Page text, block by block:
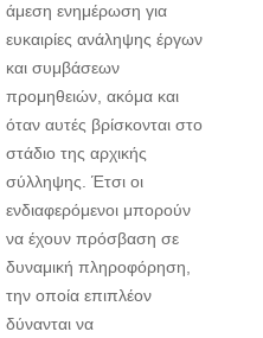
άμεση ενημέρωση για
ευκαιρίες ανάληψης έργων
και συμβάσεων
προμηθειών, ακόμα και
όταν αυτές βρίσκονται στο
στάδιο της αρχικής
σύλληψης. Έτσι οι
ενδιαφερόμενοι μπορούν
να έχουν πρόσβαση σε
δυναμική πληροφόρηση,
την οποία επιπλέον
δύνανται να